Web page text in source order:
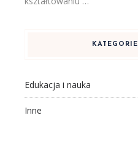
KATEGORIE
Edukacja i nauka
Inne